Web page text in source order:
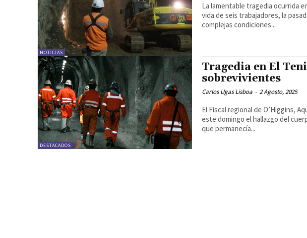
NOTICIAS
La lamentable tragedia ocurrida
vida de seis trabajadores, la
complejas condiciones...
DESTACADOS
Tragedia en El
sobrevivientes
Carlos Ugas Lisboa - 2 Agosto, 2025
El Fiscal regional de O’Higgins,
este domingo el hallazgo del
que permanecía...